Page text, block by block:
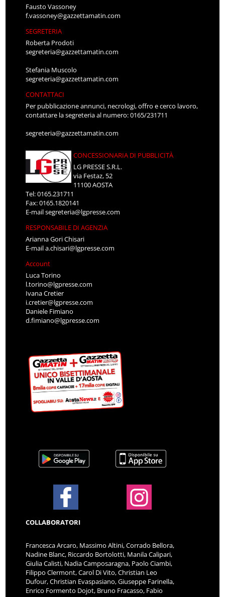
Fausto Vassoney
f.vassoney@gazzettamatin.com
SEGRETERIA
Roberta Prodoti
segreteria@gazzettamatin.com
Stefania Muscolo
segreteria@gazzettamatin.com
CONTATTACI
Per pubblicazione annunci, necrologi, offro e cerco lavoro,
contattare la segreteria al numero: 0165/231711
segreteria@gazzettamatin.com
CONCESSIONARIA DI PUBBLICITÀ
LG PRESSE S.R.L.
via Festaz, 52
11100 AOSTA
Tel: 0165.231711
Fax: 0165.1820141
E-mailsegreteria@lgpresse.com
RESPONSABILE DI AGENZIA
Arianna Gori Chisari
E-maila.chisari@lgpresse.com
Account
Luca Torino
l.torino@lgpresse.com
Ivana Cretier
i.cretier@lgpresse.com
Daniele Fimiano
d.fimiano@lgpresse.com
COLLABORATORI
Francesca Arcaro, Massimo Altini, Corrado Bellora,
Nadine Blanc, Riccardo Bortolotti, Manila Calipari,
Giulia Calisti, Nadia Camposaragna, Paolo Ciambi,
Filippo Clermont, Carol Di Vito, Christian Leo
Dufour, Christian Evaspasiano, Giuseppe Farinella,
Enrico Formento Dojot, Bruno Fracasso, Fabio